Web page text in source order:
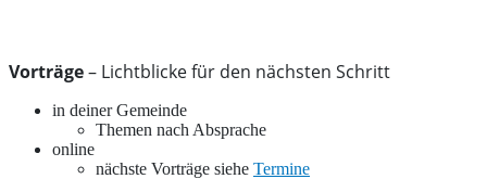
Vorträge– Lichtblicke für den nächsten Schritt
in deiner Gemeinde
Themen nach Absprache
online
nächste Vorträge siehe Termine